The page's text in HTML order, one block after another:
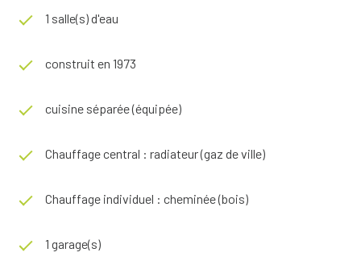
exposé sont disponibles sur le site
1 salle(s) d'eau
construit en 1973
cuisine séparée (équipée)
Chauffage central : radiateur (gaz de ville)
Chauffage individuel : cheminée (bois)
1 garage(s)